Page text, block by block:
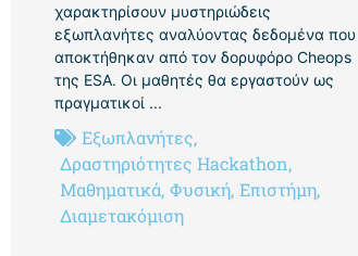
χαρακτηρίσουν μυστηριώδεις
εξωπλανήτες αναλύοντας δεδομένα που
αποκτήθηκαν από τον δορυφόρο Cheops
της ESA. Οι μαθητές θα εργαστούν ως
πραγματικοί ...
Εξωπλανήτες,
Δραστηριότητες Hackathon,
Μαθηματικά, Φυσική, Επιστήμη,
Διαμετακόμιση